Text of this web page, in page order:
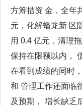
方筹措资 金，全年
元，化解蟠龙新 区
用 0.4 亿元，清理
保持在限额以内，
在看到成绩的同时
和 管理工作还面临
及预期， 增长缺乏